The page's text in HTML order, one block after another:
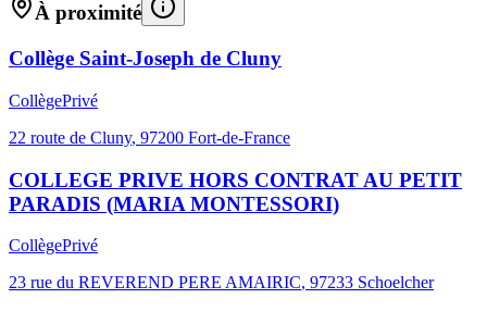
À proximité
Collège Saint-Joseph de Cluny
CollègePrivé
22 route de Cluny, 97200 Fort-de-France
COLLEGE PRIVE HORS CONTRAT AU PETIT
PARADIS (MARIA MONTESSORI)
CollègePrivé
23 rue du REVEREND PERE AMAIRIC, 97233 Schoelcher